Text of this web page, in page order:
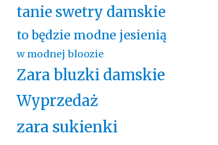
tanie swetry damskie
to będzie modne jesienią
w modnej bloozie
Zara bluzki damskie
Wyprzedaż
zara sukienki